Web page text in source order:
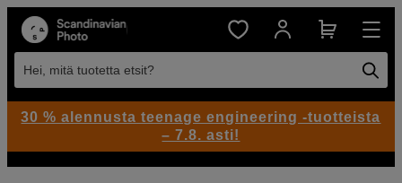
Hei, mitä tuotetta etsit?
30 % alennusta teenage engineering -tuotteista
– 7.8. asti!